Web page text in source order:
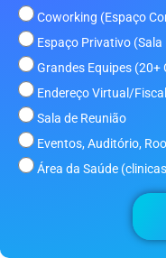
Coworking (Espaço
Espaço Privativo
Grandes Equipes
Endereço Virtual/Fiscal
Sala de Reunião
Eventos, Auditório,
Área da Saúde